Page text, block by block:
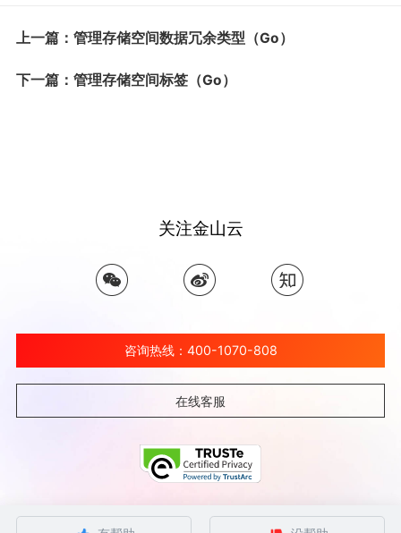
上一篇：管理存储空间数据冗余类型（Go）
下一篇：管理存储空间标签（Go）
关注金山云
咨询热线：400-1070-808
在线客服
©北京金山云网络技术有限公司 2026 Ksyun All Rights Reserved Kingsoft Corp.